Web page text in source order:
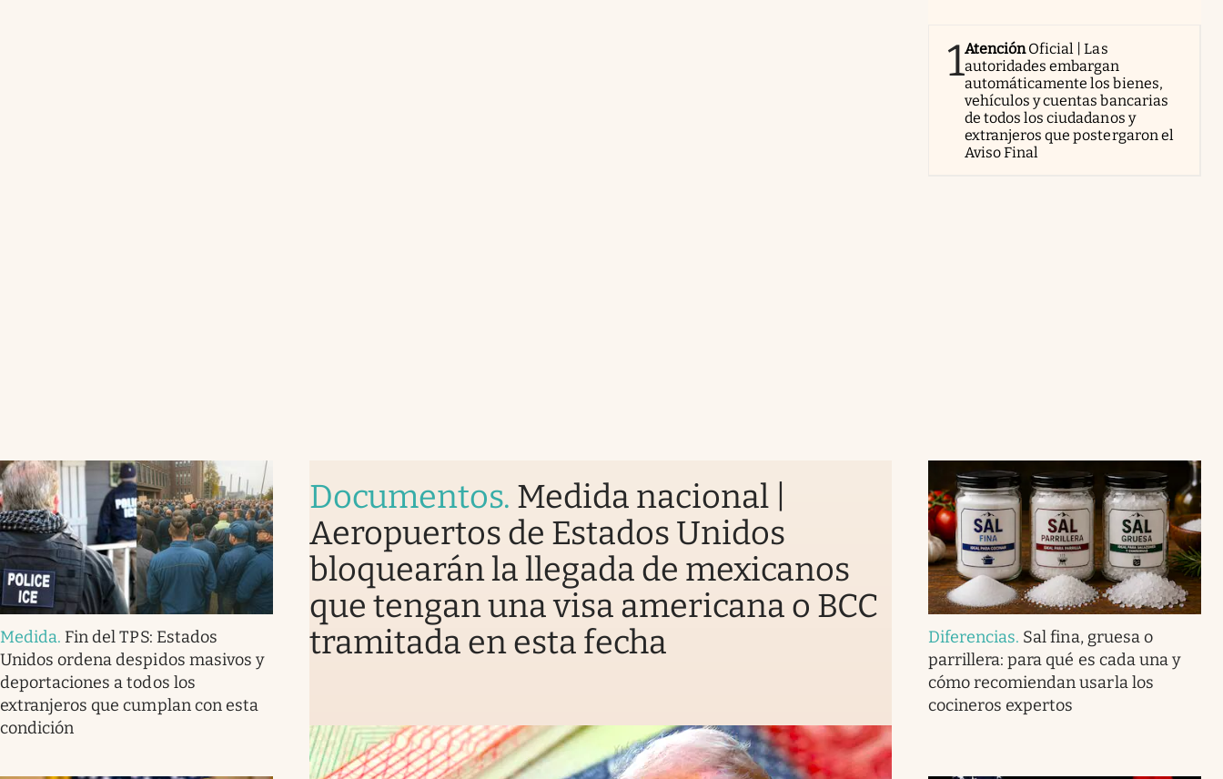
1AtenciónOficial | Las
autoridades embargan
automáticamente los bienes,
vehículos y cuentas bancarias
de todos los ciudadanos y
extranjeros que postergaron el
Aviso Final
Medida. Fin del TPS: Estados
Unidos ordena despidos masivos y
deportaciones a todos los
extranjeros que cumplan con esta
condición
Documentos. Medida nacional |
Aeropuertos de Estados Unidos
bloquearán la llegada de mexicanos
que tengan una visa americana o BCC
tramitada en esta fecha
Diferencias. Sal fina, gruesa o
parrillera: para qué es cada una y
cómo recomiendan usarla los
cocineros expertos